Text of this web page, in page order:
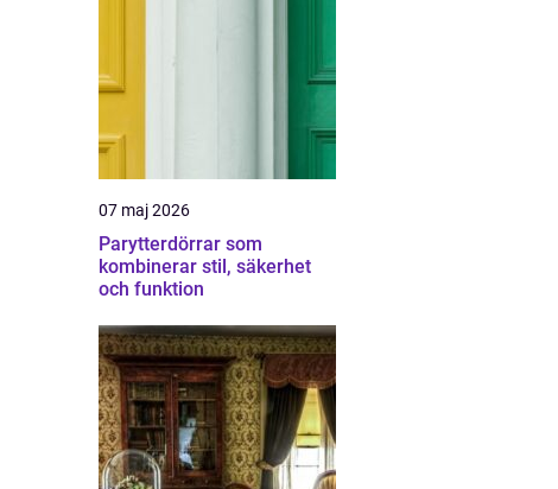
07 maj 2026
Parytterdörrar som
kombinerar stil, säkerhet
och funktion